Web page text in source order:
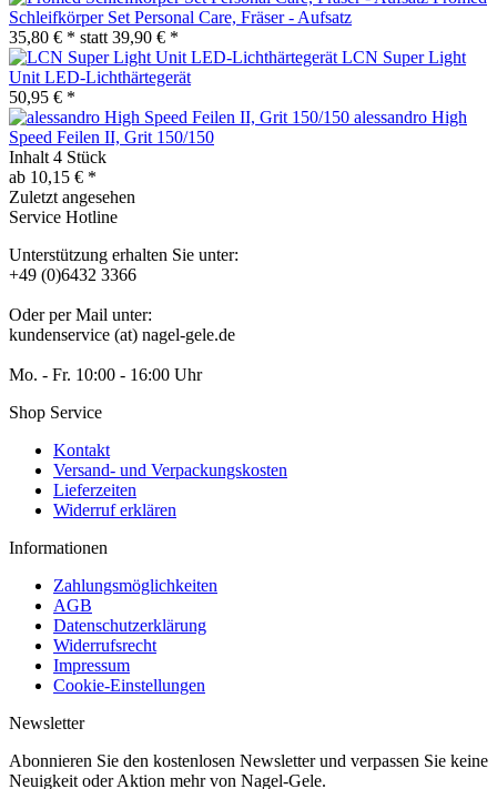
Schleifkörper Set Personal Care, Fräser - Aufsatz
35,80 € * statt 39,90 € *
LCN Super Light
Unit LED-Lichthärtegerät
50,95 € *
alessandro High
Speed Feilen II, Grit 150/150
Inhalt 4 Stück
ab 10,15 € *
Zuletzt angesehen
Service Hotline
Unterstützung erhalten Sie unter:
+49 (0)6432 3366
Oder per Mail unter:
kundenservice (at) nagel-gele.de
Mo. - Fr. 10:00 - 16:00 Uhr
Shop Service
Kontakt
Versand- und Verpackungskosten
Lieferzeiten
Widerruf erklären
Informationen
Zahlungsmöglichkeiten
AGB
Datenschutzerklärung
Widerrufsrecht
Impressum
Cookie-Einstellungen
Newsletter
Abonnieren Sie den kostenlosen Newsletter und verpassen Sie keine
Neuigkeit oder Aktion mehr von Nagel-Gele.